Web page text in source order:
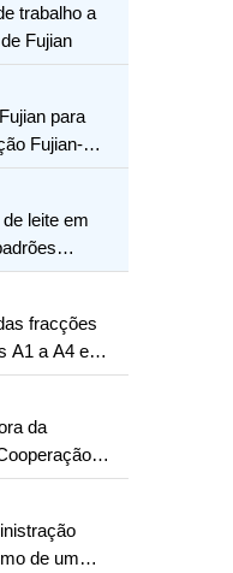
trabalho a
Fujian
para
Fujian-
leite em
saúde dos
fracções
A1 a A4 e
da
em
de um